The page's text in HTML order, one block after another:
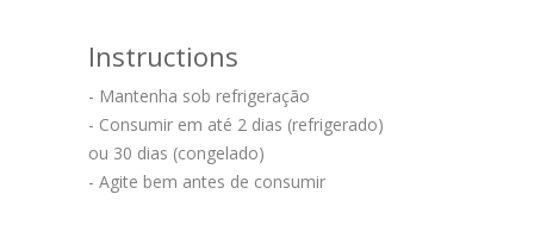
Instructions
- Mantenha sob refrigeração
- Consumir em até 2 dias (refrigerado)
ou 30 dias (congelado)
- Agite bem antes de consumir